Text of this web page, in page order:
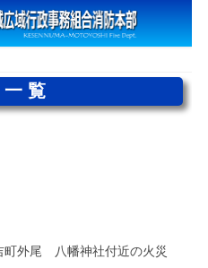
覧
町外尾 八幡神社付近の火災